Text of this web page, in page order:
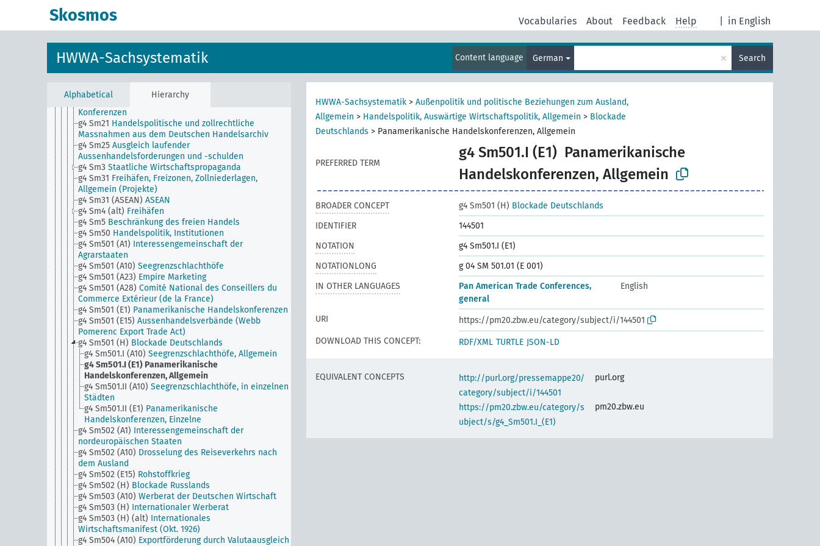
Skosmos in English
Vocabularies About Feedback Help
HWWA-Sachsystematik Content language German × Search
Alphabetical Hierarchy
Formen
g4 Sm1 Zollpolitik
Entsendung und Heranziehung von
g4 Sm2 Wirtschaftskrieg
Handelspolitik u. allg. Wirtschaftspolitik,
Konferenzen
g4 Sm21 Handelspolitische und zollrechtliche
Massnahmen aus dem Deutschen Handelsarchiv
g4 Sm25 Ausgleich laufender
Aussenhandelsforderungen und -schulden
g4 Sm3 Staatliche Wirtschaftspropaganda
g4 Sm31 Freihäfen, Freizonen, Zollniederlagen,
Allgemein (Projekte)
g4 Sm31 (ASEAN) ASEAN
g4 Sm4 (alt) Freihäfen
g4 Sm5 Beschränkung des freien Handels
g4 Sm50 Handelspolitik, Institutionen
g4 Sm501 (A1) Interessengemeinschaft der
Agrarstaaten
g4 Sm501 (A10) Seegrenzschlachthöfe
g4 Sm501 (A23) Empire Marketing
g4 Sm501 (A28) Comité National des Conseillers du
Commerce Extérieur (de la France)
g4 Sm501 (E1) Panamerikanische Handelskonferenzen
g4 Sm501 (E15) Aussenhandelsverbände (Webb
Pomerenc Export Trade Act)
g4 Sm501 (H) Blockade Deutschlands
g4 Sm501.I (A10) Seegrenzschlachthöfe, Allgemein
g4 Sm501.I (E1) Panamerikanische
Handelskonferenzen, Allgemein
g4 Sm501.II (A10) Seegrenzschlachthöfe, in einzelnen
Städten
g4 Sm501.II (E1) Panamerikanische
Handelskonferenzen, Einzelne
g4 Sm502 (A1) Interessengemeinschaft der
nordeuropäischen Staaten
g4 Sm502 (A10) Drosselung des Reiseverkehrs nach
dem Ausland
g4 Sm502 (E15) Rohstoffkrieg
g4 Sm502 (H) Blockade Russlands
g4 Sm503 (A10) Werberat der Deutschen Wirtschaft
g4 Sm503 (H) Internationaler Werberat
g4 Sm503 (H) (alt) Internationales
Wirtschaftsmanifest (Okt. 1926)
g4 Sm504 (A10) Exportförderung durch Valutaausgleich
HWWA-Sachsystematik > Außenpolitik und politische Beziehungen zum Ausland,
Allgemein > Handelspolitik, Auswärtige Wirtschaftspolitik, Allgemein > Blockade
Deutschlands > Panamerikanische Handelskonferenzen, Allgemein
PREFERRED TERM
g4 Sm501.I (E1) Panamerikanische
Handelskonferenzen, Allgemein
BROADER CONCEPT g4 Sm501 (H) Blockade Deutschlands
IDENTIFIER
144501
NOTATION
g4 Sm501.I (E1)
NOTATIONLONG
g 04 SM 501.01 (E 001)
IN OTHER LANGUAGES
Pan American Trade Conferences,
general
English
URI
https://pm20.zbw.eu/category/subject/i/144501
DOWNLOAD THIS CONCEPT:
RDF/XML TURTLE JSON-LD
EQUIVALENT CONCEPTS
http://purl.org/pressemappe20/
category/subject/i/144501
purl.org
https://pm20.zbw.eu/category/s
ubject/s/g4_Sm501.I_(E1)
pm20.zbw.eu